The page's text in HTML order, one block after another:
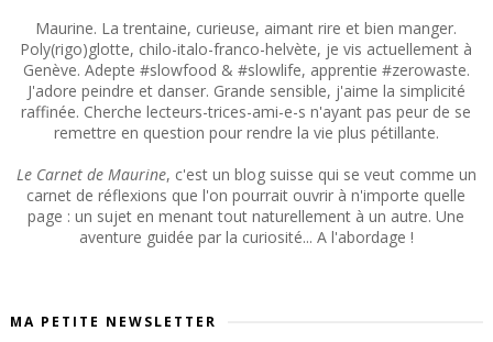
Maurine. La trentaine, curieuse, aimant rire et bien manger.
Poly(rigo)glotte, chilo-italo-franco-helvète, je vis actuellement à
Genève. Adepte #slowfood & #slowlife, apprentie #zerowaste.
J'adore peindre et danser. Grande sensible, j'aime la simplicité
raffinée. Cherche lecteurs-trices-ami-e-s n'ayant pas peur de se
remettre en question pour rendre la vie plus pétillante.
Le Carnet de Maurine, c'est un blog suisse qui se veut comme un
carnet de réflexions que l'on pourrait ouvrir à n'importe quelle
page : un sujet en menant tout naturellement à un autre. Une
aventure guidée par la curiosité... A l'abordage !
MA PETITE NEWSLETTER